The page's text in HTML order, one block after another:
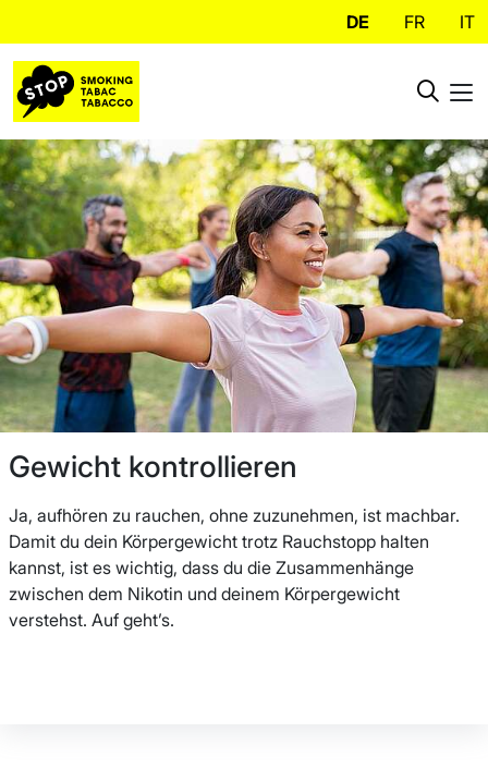
DE FR IT
Gewicht kontrollieren
Ja, aufhören zu rauchen, ohne zuzunehmen, ist machbar.
Damit du dein Körpergewicht trotz Rauchstopp halten
kannst, ist es wichtig, dass du die Zusammenhänge
zwischen dem Nikotin und deinem Körpergewicht
verstehst. Auf geht’s.